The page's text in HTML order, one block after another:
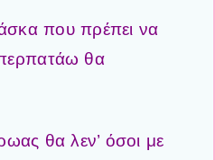
που πρέπει να
θα
θα λεν’ όσοι με